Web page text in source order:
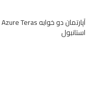
استانبول